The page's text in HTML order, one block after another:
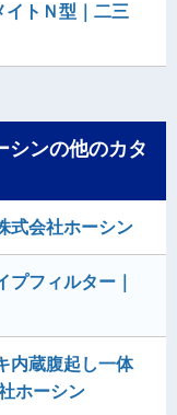
トＮ型｜二三
シンの他のカタ
式会社ホーシン
フィルター｜
内蔵腹起し一体
ホーシン